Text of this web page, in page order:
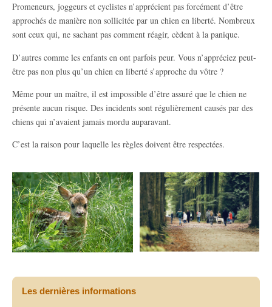
Promeneurs, joggeurs et cyclistes n’apprécient pas forcément d’être
approchés de manière non sollicitée par un chien en liberté. Nombreux
sont ceux qui, ne sachant pas comment réagir, cèdent à la panique.
D’autres comme les enfants en ont parfois peur. Vous n’appréciez peut-
être pas non plus qu’un chien en liberté s’approche du vôtre ?
Même pour un maître, il est impossible d’être assuré que le chien ne
présente aucun risque. Des incidents sont régulièrement causés par des
chiens qui n’avaient jamais mordu auparavant.
C’est la raison pour laquelle les règles doivent être respectées.
Les dernières informations